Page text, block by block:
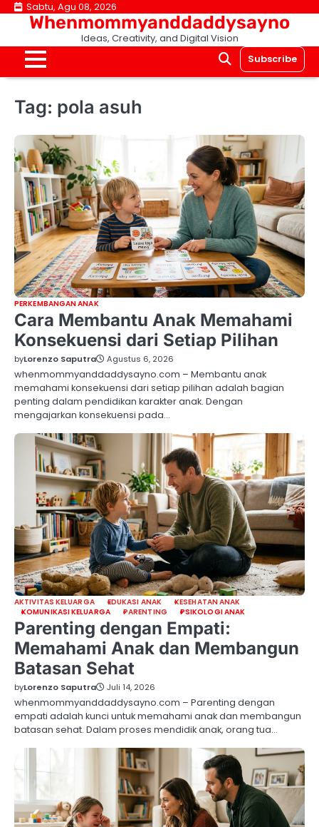
Skip Sabtu, Agu 08, 2026
Whenmommyanddaddysayno
Ideas, Creativity, and Digital Vision
Subscribe
Tag: pola asuh
PERKEMBANGAN ANAK
Cara Membantu Anak Memahami
Konsekuensi dari Setiap Pilihan
byLorenzo Saputra Agustus 6, 2026
whenmommyanddaddysayno.com – Membantu anak
memahami konsekuensi dari setiap pilihan adalah bagian
penting dalam pendidikan karakter anak. Dengan
mengajarkan konsekuensi pada…
AKTIVITAS KELUARGA EDUKASI ANAK
KESEHATAN ANAK
KOMUNIKASI KELUARGA
PARENTING PSIKOLOGI ANAK
Parenting dengan Empati:
Memahami Anak dan Membangun
Batasan Sehat
byLorenzo Saputra Juli 14, 2026
whenmommyanddaddysayno.com – Parenting dengan
empati adalah kunci untuk memahami anak dan membangun
batasan sehat. Dalam proses mendidik anak, orang tua…